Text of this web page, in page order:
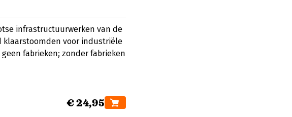
infrastructuurwerken van de
klaarstoomden voor industriële
fabrieken; zonder fabrieken
€ 24,95